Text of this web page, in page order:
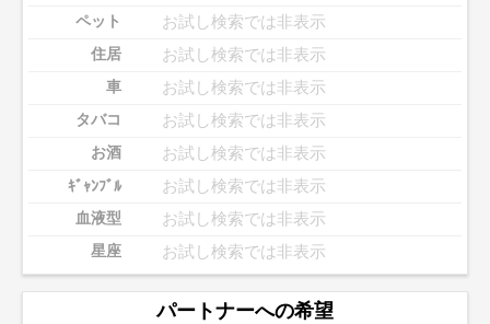
ペット お試し検索では非表示
住居 お試し検索では非表示
車 お試し検索では非表示
タバコ お試し検索では非表示
お酒 お試し検索では非表示
ｷﾞｬﾝﾌﾞﾙ お試し検索では非表示
血液型 お試し検索では非表示
星座 お試し検索では非表示
パートナーへの希望